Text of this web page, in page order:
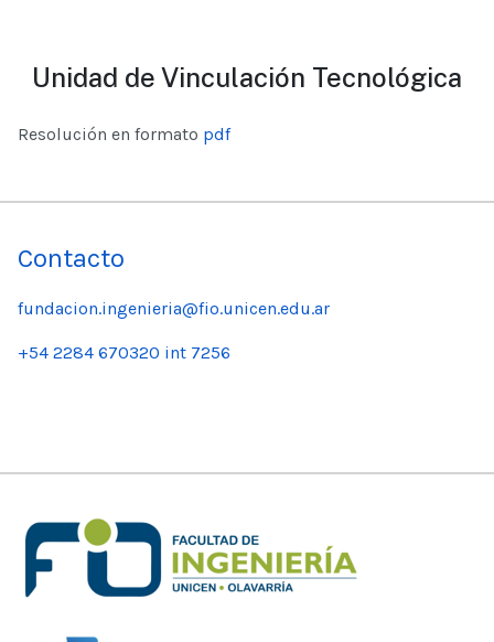
Unidad de Vinculación Tecnológica
Resolución en formato pdf
Contacto
fundacion.ingenieria@fio.unicen.edu.ar
+54 2284 670320 int 7256